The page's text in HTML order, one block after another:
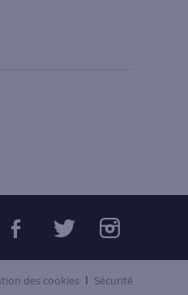
des cookies Sécurité